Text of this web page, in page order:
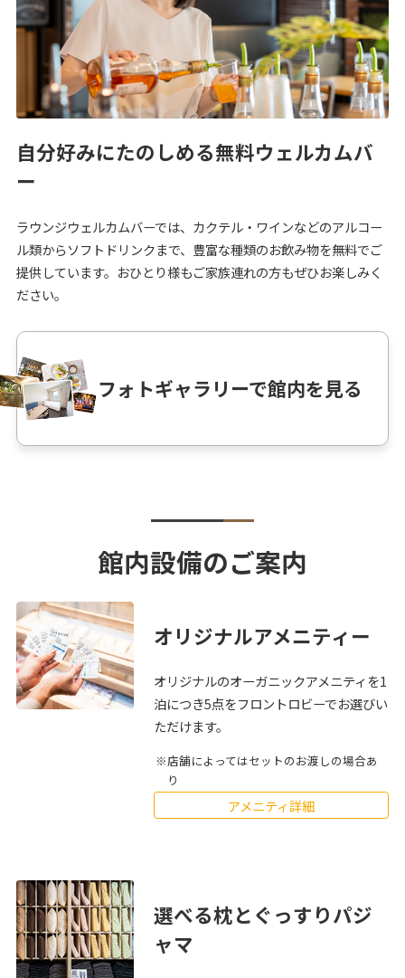
自分好みにたのしめる無料ウェルカムバ
ー
ラウンジウェルカムバーでは、カクテル・ワインなどのアルコー
ル類からソフトドリンクまで、豊富な種類のお飲み物を無料でご
提供しています。おひとり様もご家族連れの方もぜひお楽しみく
ださい。
フォトギャラリーで館内を見る
館内設備のご案内
オリジナルアメニティー
オリジナルのオーガニックアメニティを1
泊につき5点をフロントロビーでお選びい
ただけます。
店舗によってはセットのお渡しの場合あ
り
アメニティ詳細
選べる枕とぐっすりパジ
ャマ